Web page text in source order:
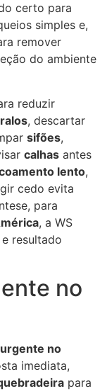
certo para
simples e,
remover
do ambiente
reduzir
, descartar
sifões,
calhas antes
lento,
cedo evita
para
, a WS
resultado
no
no
imediata,
para